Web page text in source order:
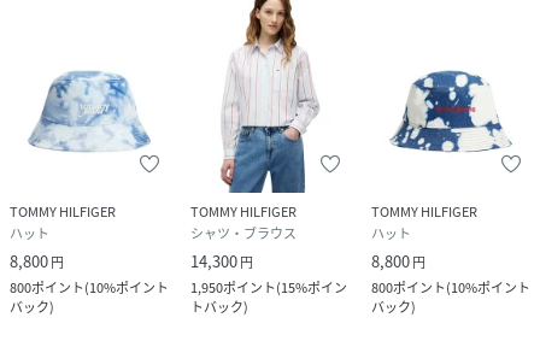
TOMMY HILFIGER
ハット
8,800円
800ポイント(10%ポイント
バック)
TOMMY HILFIGER
シャツ・ブラウス
14,300円
1,950ポイント(15%ポイン
トバック)
TOMMY HILFIGER
ハット
8,800円
800ポイント(10%ポイント
バック)